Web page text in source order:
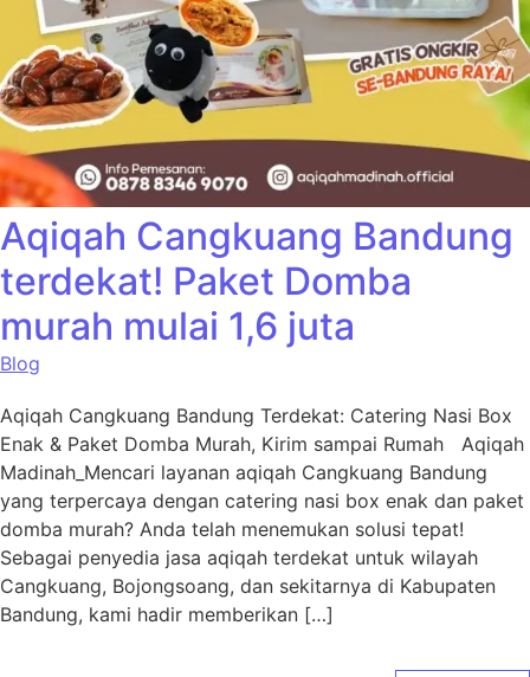
Aqiqah Cangkuang Bandung
terdekat! Paket Domba
murah mulai 1,6 juta
Blog
Aqiqah Cangkuang Bandung Terdekat: Catering Nasi Box
Enak & Paket Domba Murah, Kirim sampai Rumah Aqiqah
Madinah_Mencari layanan aqiqah Cangkuang Bandung
yang terpercaya dengan catering nasi box enak dan paket
domba murah? Anda telah menemukan solusi tepat!
Sebagai penyedia jasa aqiqah terdekat untuk wilayah
Cangkuang, Bojongsoang, dan sekitarnya di Kabupaten
Bandung, kami hadir memberikan […]